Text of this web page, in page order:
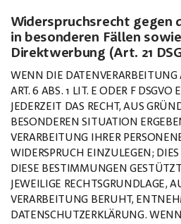
Widerspruchsrecht gegen
in besonderen Fällen
Direktwerbung (Art. 21
WENN DIE DATENVERARBEITUNG
ART. 6 ABS. 1 LIT. E ODER F DSGVO
JEDERZEIT DAS RECHT, AUS
BESONDEREN SITUATION
VERARBEITUNG IHRER
WIDERSPRUCH EINZULEGEN;
DIESE BESTIMMUNGEN
JEWEILIGE RECHTSGRUNDLAGE,
VERARBEITUNG BERUHT,
DATENSCHUTZERKLÄRUNG.